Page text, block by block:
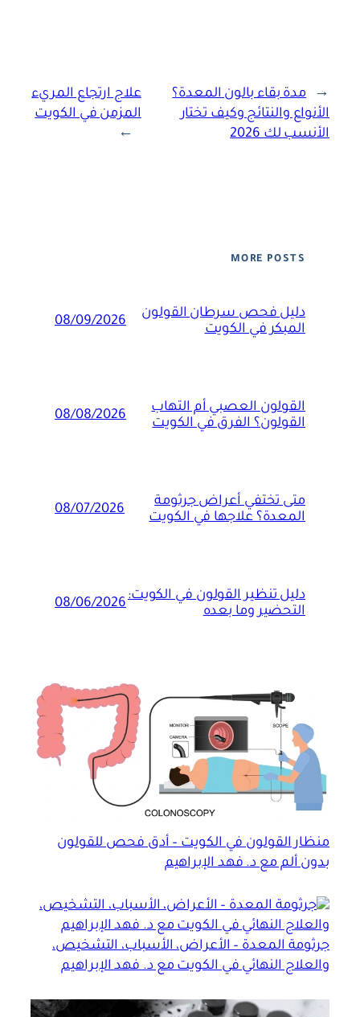
←
مدة بقاء بالون المعدة؟
الأنواع والنتائج وكيف تختار
الأنسب لك 2026
علاج ارتجاع المريء
المزمن في الكويت
→
MORE POSTS
دليل فحص سرطان القولون
المبكر في الكويت
08/09/2026
القولون العصبي أم التهاب
القولون؟ الفرق في الكويت
08/08/2026
متى تختفي أعراض جرثومة
المعدة؟ علاجها في الكويت
08/07/2026
دليل تنظير القولون في الكويت:
التحضير وما بعده
08/06/2026
منظار القولون في الكويت – أدق فحص للقولون
بدون ألم مع د. فهد الإبراهيم
جرثومة المعدة – الأعراض، الأسباب، التشخيص،
والعلاج النهائي في الكويت مع د. فهد الإبراهيم